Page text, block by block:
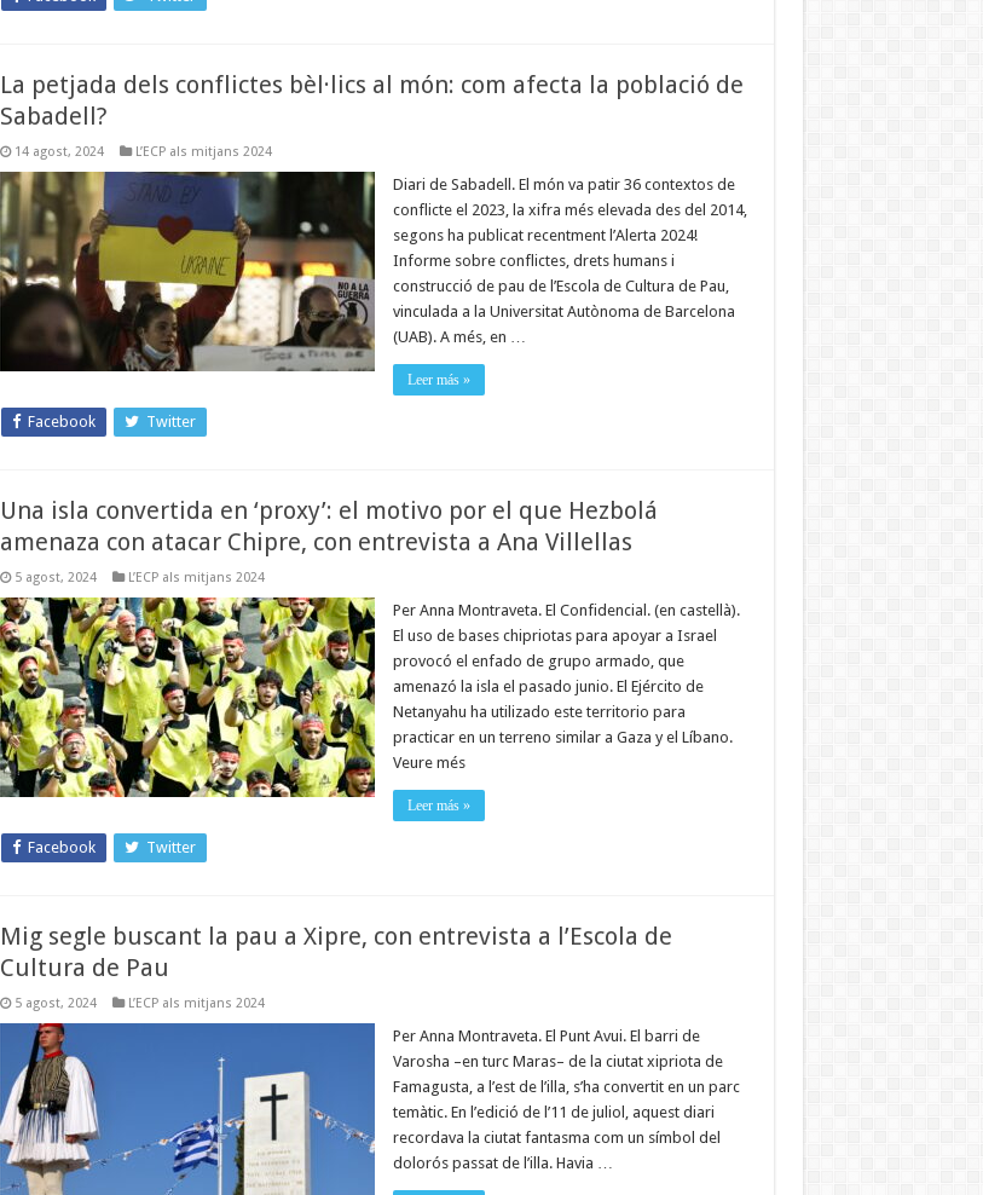
La petjada dels conflictes bèl·lics al món: com afecta la població de
Sabadell?
14 agost, 2024 L’ECP als mitjans 2024
Diari de Sabadell. El món va patir 36 contextos de
conflicte el 2023, la xifra més elevada des del 2014,
segons ha publicat recentment l’Alerta 2024!
Informe sobre conflictes, drets humans i
construcció de pau de l’Escola de Cultura de Pau,
vinculada a la Universitat Autònoma de Barcelona
(UAB). A més, en …
Leer más »
Facebook Twitter
Una isla convertida en ‘proxy’: el motivo por el que Hezbolá
amenaza con atacar Chipre, con entrevista a Ana Villellas
5 agost, 2024 L’ECP als mitjans 2024
Per Anna Montraveta. El Confidencial. (en castellà).
El uso de bases chipriotas para apoyar a Israel
provocó el enfado de grupo armado, que
amenazó la isla el pasado junio. El Ejército de
Netanyahu ha utilizado este territorio para
practicar en un terreno similar a Gaza y el Líbano.
Veure més
Leer más »
Facebook Twitter
Mig segle buscant la pau a Xipre, con entrevista a l’Escola de
Cultura de Pau
5 agost, 2024 L’ECP als mitjans 2024
Per Anna Montraveta. El Punt Avui. El barri de
Varosha –en turc Maras– de la ciutat xipriota de
Famagusta, a l’est de l’illa, s’ha convertit en un parc
temàtic. En l’edició de l’11 de juliol, aquest diari
recordava la ciutat fantasma com un símbol del
dolorós passat de l’illa. Havia …